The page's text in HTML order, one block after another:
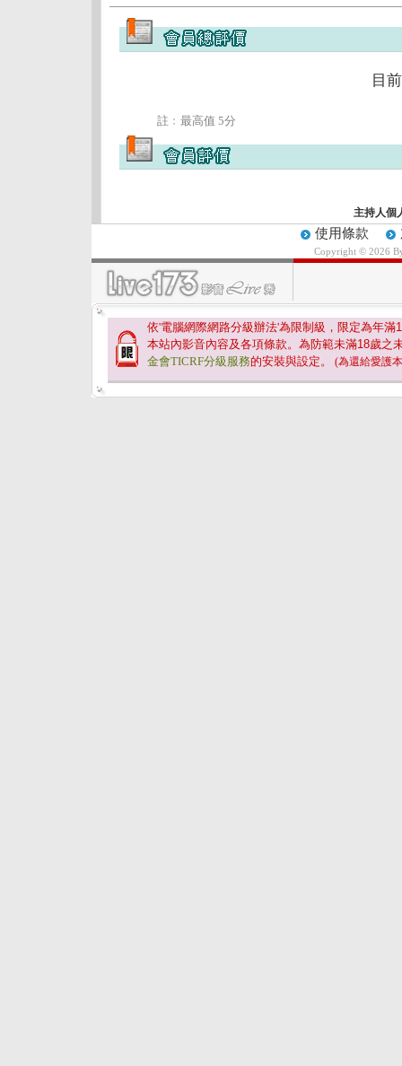
目
註﹕最高值 5分
主持人個
使用條款
Copyright © 2026
依'電腦網際網路分級辦法'為限制級，限定為年滿
本站內影音內容及各項條款。為防範未滿18歲之
金會TICRF分級服務的安裝與設定。 (為還給愛護